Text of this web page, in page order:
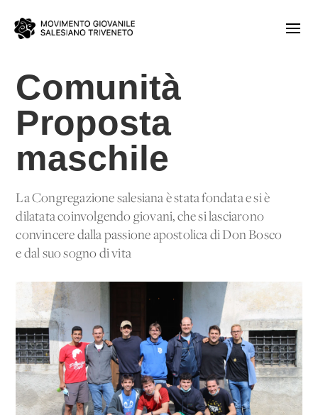
Comunità
Proposta
maschile
La Congregazione salesiana è stata fondata e si è
dilatata coinvolgendo giovani, che si lasciarono
convincere dalla passione apostolica di Don Bosco
e dal suo sogno di vita